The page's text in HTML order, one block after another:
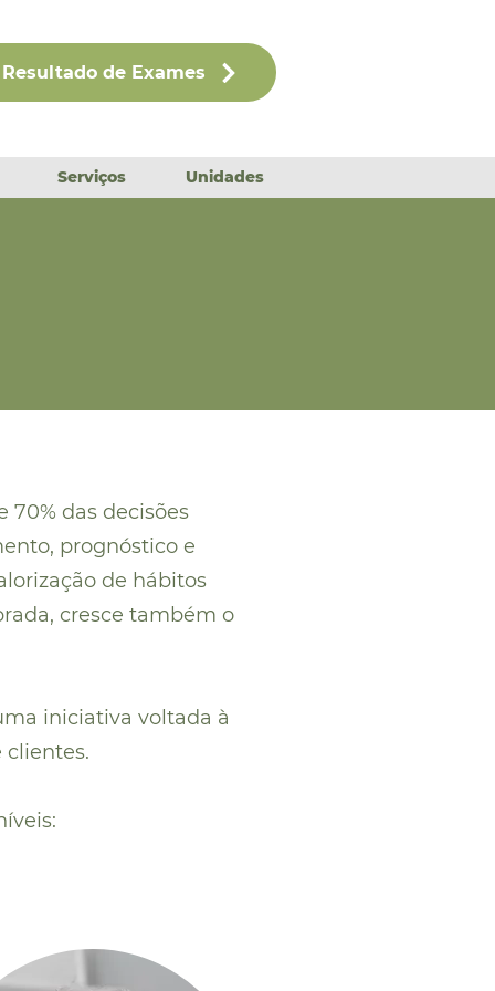
Resultado de Exames
Serviços Unidades
das decisões
prognóstico e
de hábitos
cresce também o
iniciativa voltada à
clientes.